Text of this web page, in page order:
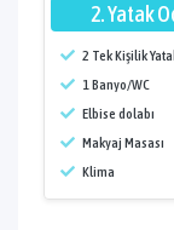
2. Yatak
2 Tek Kişilik
1 Banyo/WC
Elbise dolabı
Makyaj Masası
Klima